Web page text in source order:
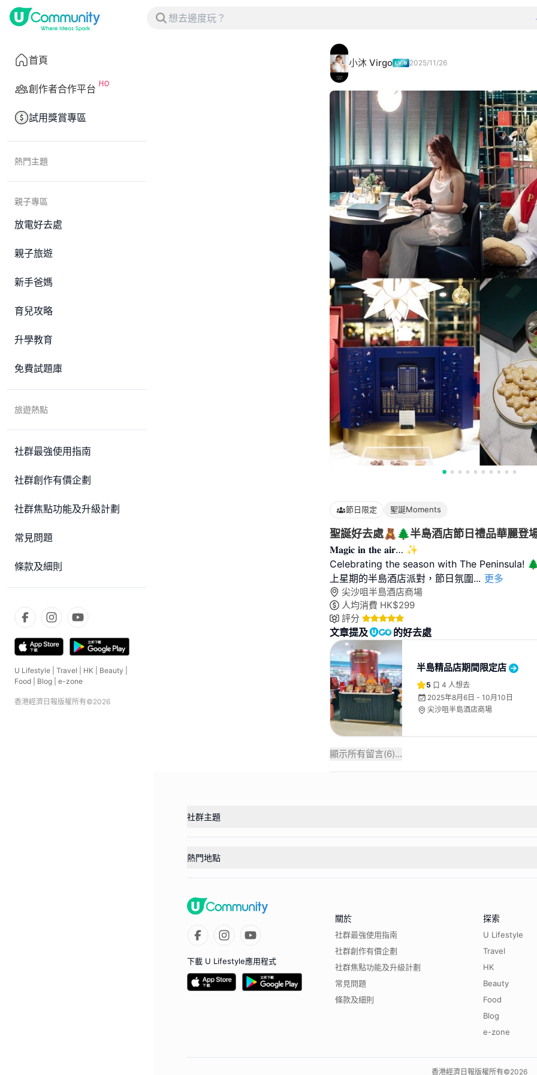
首頁
創作者合作平台
試用獎賞專區
熱門主題
親子專區
放電好去處
親子旅遊
新手爸媽
育兒攻略
升學教育
免費試題庫
旅遊熱點
社群最強使用指南
社群創作有價企劃
社群焦點功能及升級計劃
常見問題
條款及細則
U Lifestyle Travel HK Beauty
Food
Blog e-zone
香港經濟日報版權所有©2026
小沐 Virgo 2025/11/26
節日限定 聖誕Moments
聖誕好去處🧸🌲半島酒店節日禮品華麗登
𝐌𝐚𝐠𝐢𝐜 𝐢𝐧 𝐭𝐡𝐞 𝐚𝐢𝐫… ✨
Celebrating the season with The Peninsula!
上星期的半島酒店派對，節日氛圍... 更多
尖沙咀半島酒店商場
人均消費 HK$299
評分
文章提及 的好去處
半島精品店期間限定店
5 4 人想去
2025年8月6日 - 10月10日
尖沙咀半島酒店商場
顯示所有留言(6)...
社群主題
熱門地點
下載 U Lifestyle應用程式
關於
社群最強使用指南
社群創作有價企劃
社群焦點功能及升級計劃
常見問題
條款及細則
探索
U Lifestyle
Travel
HK
Beauty
Food
Blog
e-zone
香港經濟日報版權所有©2026